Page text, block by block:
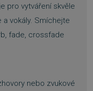
pro vytváření skvěle
a vokály. Smíchejte
fade, crossfade
nebo zvukové